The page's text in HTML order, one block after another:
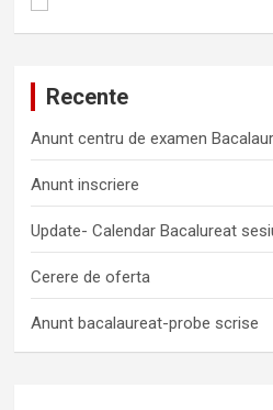
Recente
Anunt centru de examen
Anunt inscriere
Update- Calendar Bacalureat
Cerere de oferta
Anunt bacalaureat-probe scrise